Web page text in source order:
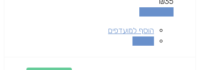
הוסף למועדפים